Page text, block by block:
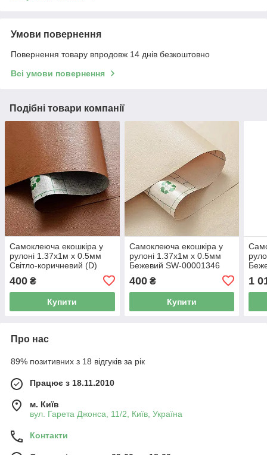
Умови повернення
Повернення товару впродовж 14 днів безкоштовно
Всі умови повернення
Подібні товари компанії
Самоклеюча екошкіра у
рулоні 1.37х1м х 0.5мм
Світло-коричневий (D)
400 ₴
Купити
Самоклеюча екошкіра у
рулоні 1.37х1м х 0.5мм
Бежевий SW-00001346
400₴
Купити
1
Про нас
89% позитивних з 18 відгуків за рік
Працює з 18.11.2010
м. Київ
вул. Гарета Джонса, 11/2, Київ, Україна
Контакти